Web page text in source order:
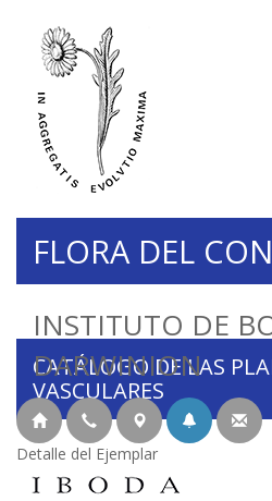
INSTITUTO DE
DARWINION
FLORA DEL
CATÁLOGO DE LAS
VASCULARES
Detalle del Ejemplar